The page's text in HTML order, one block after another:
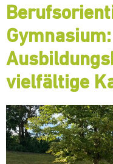
Gymnasium:
vielfältige